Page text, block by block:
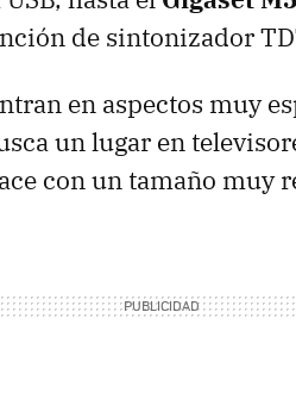
de sintonizador
en aspectos muy
un lugar en
con un tamaño muy